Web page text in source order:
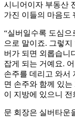
시니어이자 부동산
가진 이들의 마음도
“실버일수록 도심으
으로 말이죠. 그렇
버가 되면 외롭습니
잡게 되는 거예요.
손주를 데리고 와서
면 손주와 함께 있
이 지방에 있으니
문 회장은 실버타운